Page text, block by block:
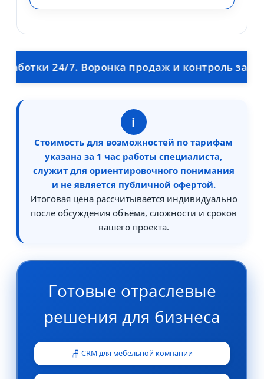
24/7. Воронка продаж и контроль задач
i
Стоимость для возможностей по тарифам
указана за 1 час работы специалиста,
служит для ориентировочного понимания
и не является публичной офертой.
Итоговая цена рассчитывается индивидуально
после обсуждения объёма, сложности и сроков
вашего проекта.
Готовые отраслевые
решения для бизнеса
🪑 CRM для мебельной компании